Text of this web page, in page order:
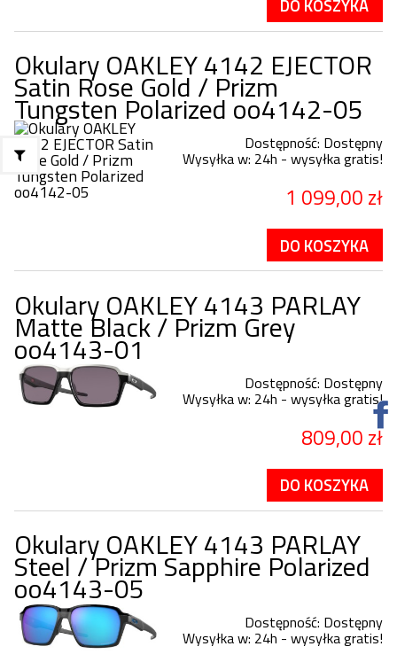
DO KOSZYKA
Okulary OAKLEY 4142 EJECTOR
Satin Rose Gold / Prizm
Tungsten Polarized oo4142-05
Dostępność: Dostępny
Wysyłka w: 24h - wysyłka gratis!
1 099,00 zł
DO KOSZYKA
Okulary OAKLEY 4143 PARLAY
Matte Black / Prizm Grey
oo4143-01
Dostępność: Dostępny
Wysyłka w: 24h - wysyłka gratis!
809,00 zł
DO KOSZYKA
Okulary OAKLEY 4143 PARLAY
Steel / Prizm Sapphire Polarized
oo4143-05
Dostępność: Dostępny
Wysyłka w: 24h - wysyłka gratis!